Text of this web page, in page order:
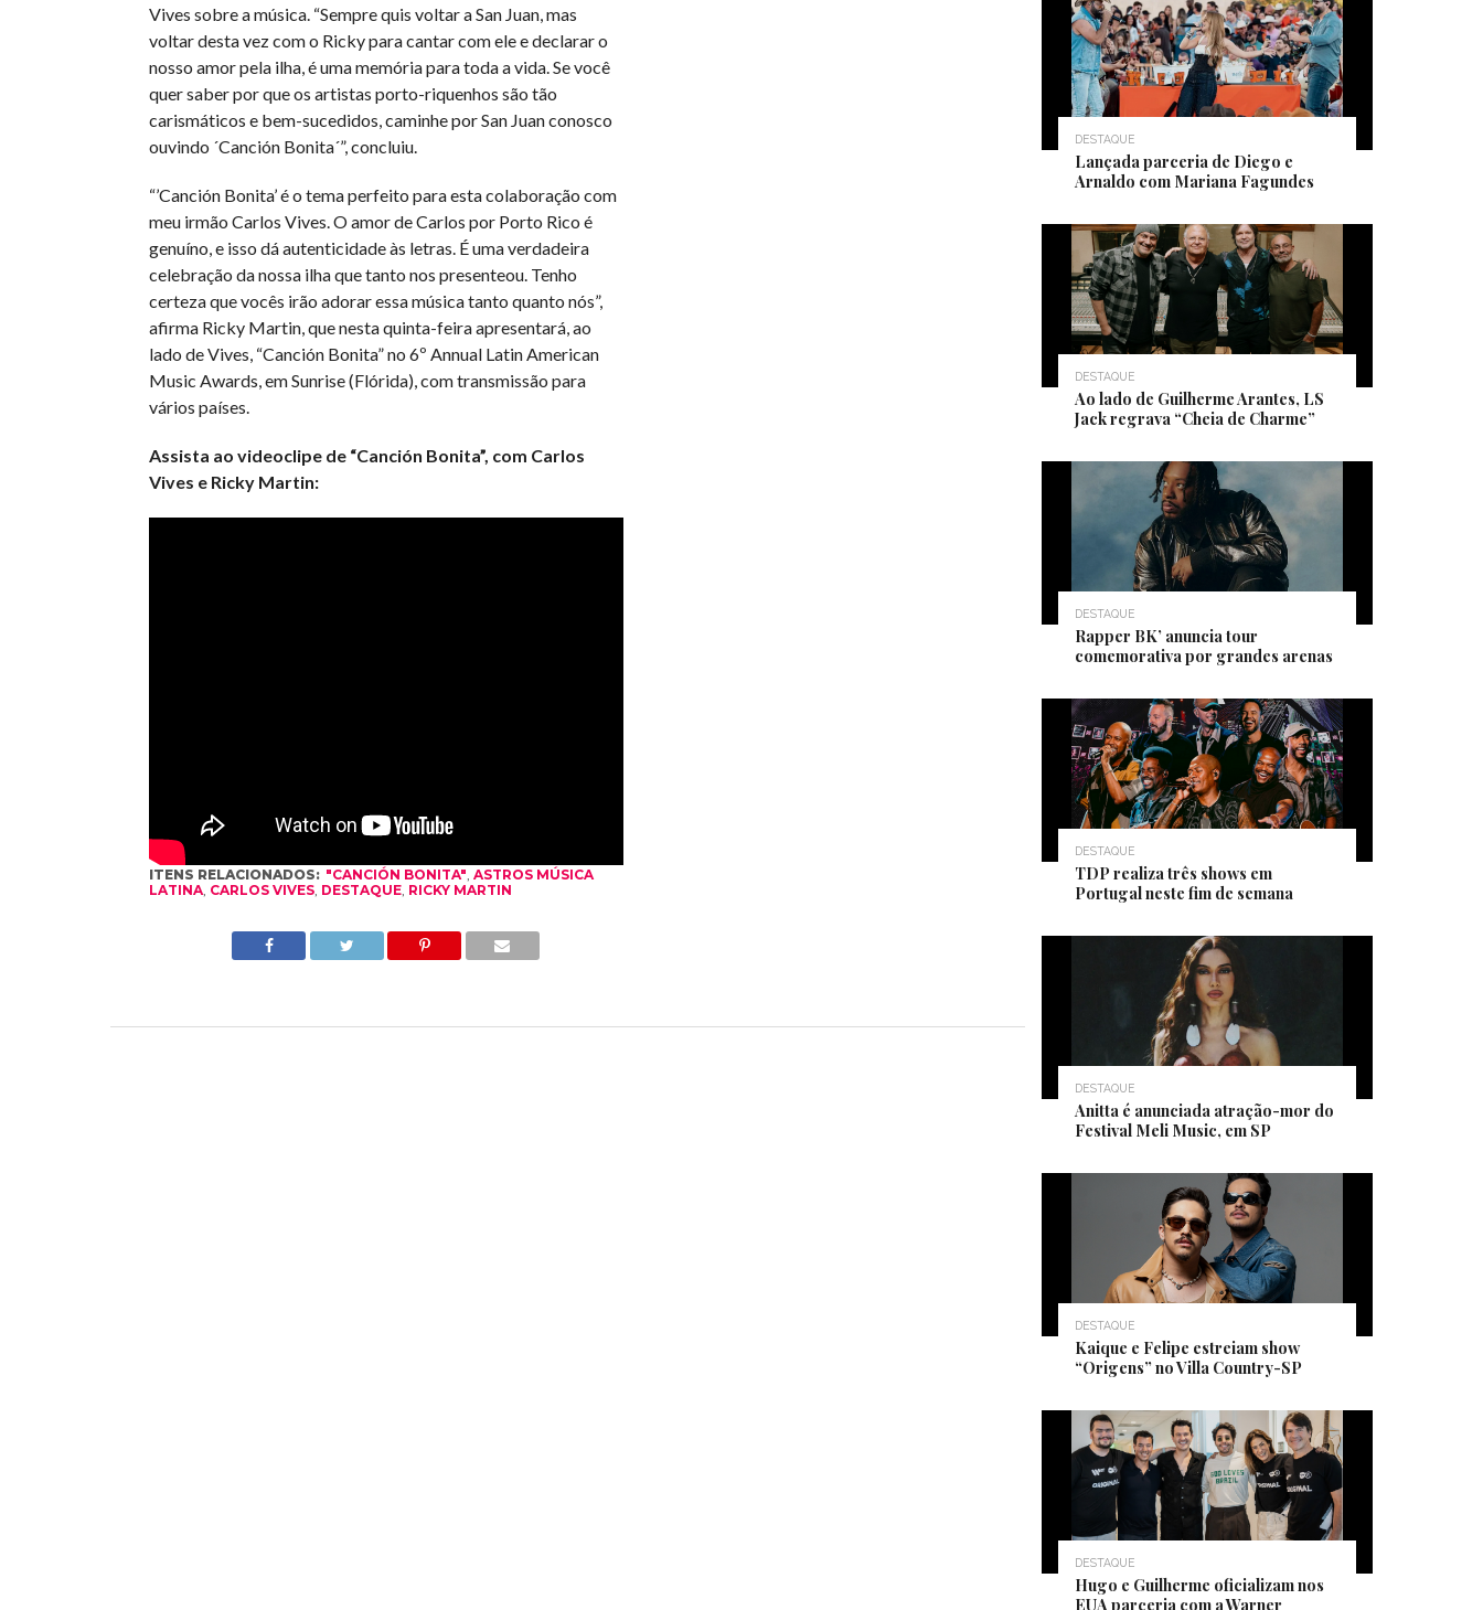
Vives sobre a música. “Sempre quis voltar a San Juan, mas
voltar desta vez com o Ricky para cantar com ele e declarar o
nosso amor pela ilha, é uma memória para toda a vida. Se você
quer saber por que os artistas porto-riquenhos são tão
carismáticos e bem-sucedidos, caminhe por San Juan conosco
ouvindo ´Canción Bonita´”, concluiu.
“’Canción Bonita’ é o tema perfeito para esta colaboração com
meu irmão Carlos Vives. O amor de Carlos por Porto Rico é
genuíno, e isso dá autenticidade às letras. É uma verdadeira
celebração da nossa ilha que tanto nos presenteou. Tenho
certeza que vocês irão adorar essa música tanto quanto nós”,
afirma Ricky Martin, que nesta quinta-feira apresentará, ao
lado de Vives, “Canción Bonita” no 6º Annual Latin American
Music Awards, em Sunrise (Flórida), com transmissão para
vários países.
Assista ao videoclipe de “Canción Bonita”, com Carlos
Vives e Ricky Martin:
ITENS RELACIONADOS: "CANCIÓN BONITA", ASTROS MÚSICA
LATINA, CARLOS VIVES, DESTAQUE, RICKY MARTIN
DESTAQUE
Lançada parceria de Diego e
Arnaldo com Mariana Fagundes
DESTAQUE
Ao lado de Guilherme Arantes, LS
Jack regrava “Cheia de Charme”
DESTAQUE
Rapper BK’ anuncia tour
comemorativa por grandes arenas
DESTAQUE
TDP realiza três shows em
Portugal neste fim de semana
DESTAQUE
Anitta é anunciada atração-mor do
Festival Meli Music, em SP
DESTAQUE
Kaique e Felipe estreiam show
“Origens” no Villa Country-SP
DESTAQUE
Hugo e Guilherme oficializam nos
EUA parceria com a Warner